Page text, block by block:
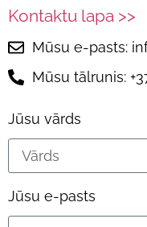
Kontaktu lapa >>
Mūsu e-pasts:
Mūsu tālrunis:
Jūsu vārds
Jūsu e-pasts